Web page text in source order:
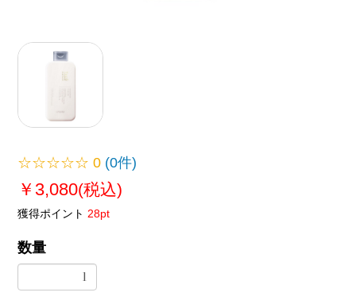
☆☆☆☆☆0 (0件)
￥3,080(税込)
獲得ポイント 28pt
数量